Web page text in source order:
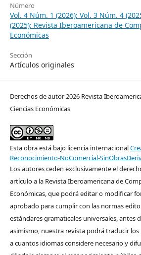
Número
Vol. 4 Núm. 1 (2026): Vol. 3 Núm. 4
(2025): Revista Iberoamericana de
Económicas
Sección
Artículos originales
Derechos de autor 2026 Revista
Ciencias Económicas
Esta obra está bajo licencia internacional
Reconocimiento-NoComercial-
Los autores ceden exclusivamente el
artículo a la Revista Iberoamericana de
Económicas, que podrá editar o modificar
aprobado para cumplir con las normas
estándares gramaticales universales, antes
asimismo, nuestra revista podrá traducir
a cuantos idiomas considere necesario y